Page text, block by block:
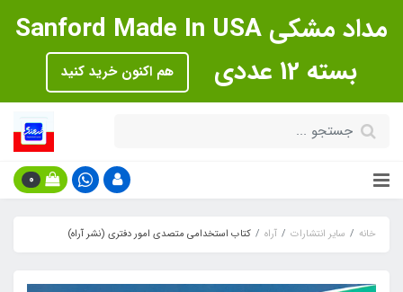
مداد مشکی Sanford Made In USA
بسته 12 عددی
هم اکنون خرید کنید
0
خانه سایر انتشارات آراه کتاب استخدامی متصدی امور دفتری (نشر آراه)